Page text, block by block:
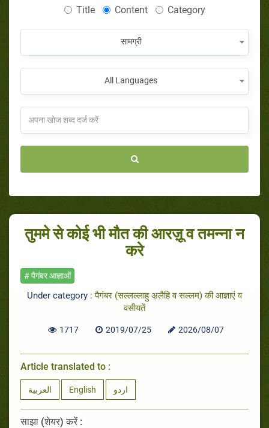
Title Content Category
सामग्री
All Languages
तुममे से कोई भी मौत की आरज़ू व तमन्ना न
करे
# पैगंबर आज्ञाओं
Under category :पैगंबर (सल्लल्लाहु अ़लैहि व सल्लम) की आज्ञाएं व
वसीयतें
1717 2019/07/25 2026/08/07
Article translated to :
العربية English اردو
साझा (शेयर) करें :